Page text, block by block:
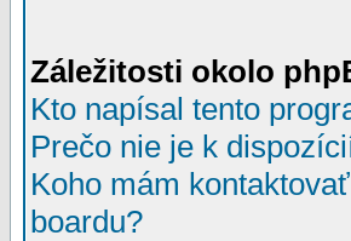
Záležitosti okolo
Kto napísal tento
Prečo nie je k
Koho mám
boardu?